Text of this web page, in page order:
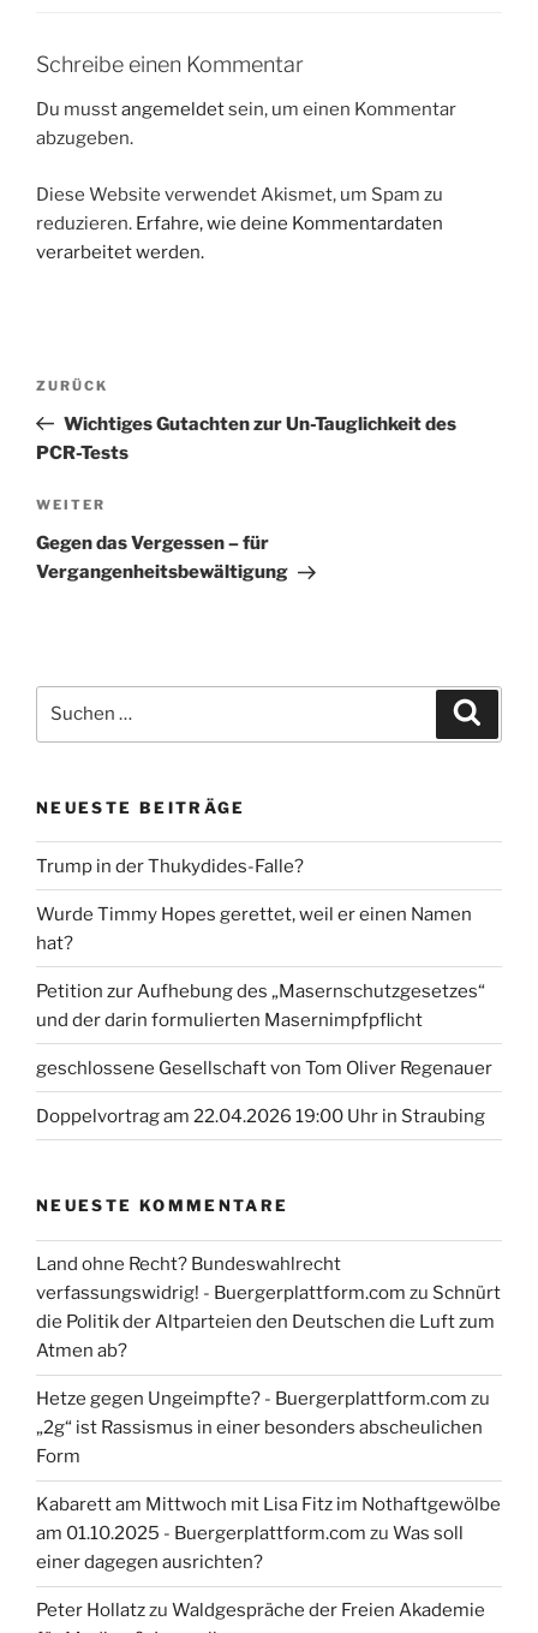
Schreibe einen Kommentar
Du musstangemeldetsein, um einen Kommentar
abzugeben.
Diese Website verwendet Akismet, um Spam zu
reduzieren. Erfahre, wie deine Kommentardaten
verarbeitet werden.
Beitragsnavigation
Vorheriger
Beitrag
ZURÜCK
Wichtiges Gutachten zur Un-Tauglichkeit des
PCR-Tests
Nächster
Beitrag
WEITER
Gegen das Vergessen – für
Vergangenheitsbewältigung
nach:
NEUESTE BEITRÄGE
Trump in der Thukydides-Falle?
Wurde Timmy Hopes gerettet, weil er einen Namen
hat?
Petition zur Aufhebung des „Masernschutzgesetzes“
und der darin formulierten Masernimpfpflicht
geschlossene Gesellschaft von Tom Oliver Regenauer
Doppelvortrag am 22.04.2026 19:00 Uhr in Straubing
NEUESTE KOMMENTARE
Land ohne Recht? Bundeswahlrecht
verfassungswidrig! - Buergerplattform.com zu Schnürt
die Politik der Altparteien den Deutschen die Luft zum
Atmen ab?
Hetze gegen Ungeimpfte? - Buergerplattform.com zu
„2g“ ist Rassismus in einer besonders abscheulichen
Form
Kabarett am Mittwoch mit Lisa Fitz im Nothaftgewölbe
am 01.10.2025 - Buergerplattform.com zu Was soll
einer dagegen ausrichten?
Peter Hollatzzu Waldgespräche der Freien Akademie